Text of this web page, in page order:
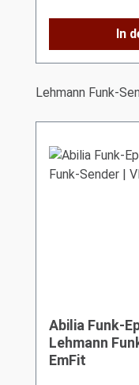
In
Produktgalerie
Lehmann Funk-
Abilia Funk-
Lehmann
EmFit